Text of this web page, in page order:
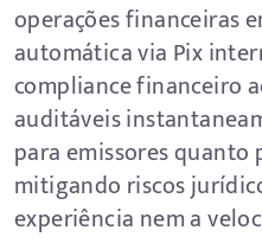
operações financeiras
automática via Pix
compliance financeiro
auditáveis
para emissores quanto
mitigando riscos
experiência nem a